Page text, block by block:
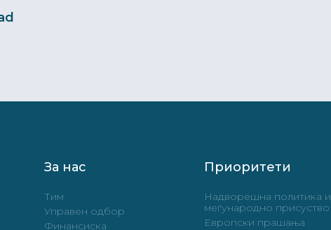
За нас
Тим
Управен одбор
Финансиска
Приоритети
Надворешна политика и
меѓународно присуство
Европски прашања